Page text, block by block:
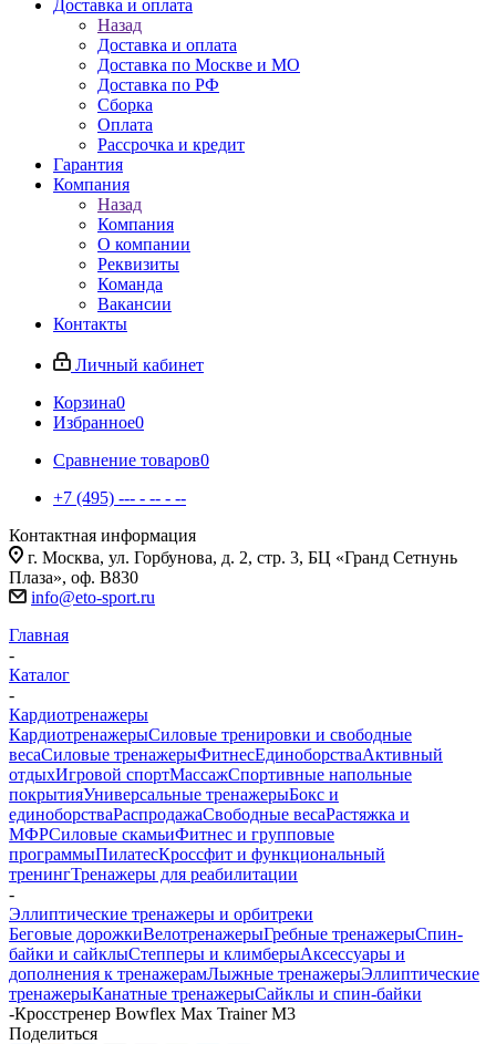
Доставка и оплата
Назад
Доставка и оплата
Доставка по Москве и МО
Доставка по РФ
Сборка
Оплата
Рассрочка и кредит
Гарантия
Компания
Назад
Компания
О компании
Реквизиты
Команда
Вакансии
Контакты
Личный кабинет
Корзина0
Избранное0
Сравнение товаров0
+7 (495) --- - -- - --
Контактная информация
г. Москва, ул. Горбунова, д. 2, стр. 3, БЦ «Гранд Сетнунь
Плаза», оф. В830
info@eto-sport.ru
Главная
-
Каталог
-
Кардиотренажеры
КардиотренажерыСиловые тренировки и свободные
весаСиловые тренажерыФитнесЕдиноборстваАктивный
отдыхИгровой спортМассажСпортивные напольные
покрытияУниверсальные тренажерыБокс и
единоборстваРаспродажаСвободные весаРастяжка и
МФРСиловые скамьиФитнес и групповые
программыПилатесКроссфит и функциональный
тренингТренажеры для реабилитации
-
Эллиптические тренажеры и орбитреки
Беговые дорожкиВелотренажерыГребные тренажерыСпин-
байки и сайклыСтепперы и климберыАксессуары и
дополнения к тренажерамЛыжные тренажерыЭллиптические
тренажерыКанатные тренажерыСайклы и спин-байки
-Кросстренер Bowflex Max Trainer M3
Поделиться